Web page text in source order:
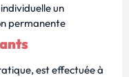
un
permanente
est effectuée à